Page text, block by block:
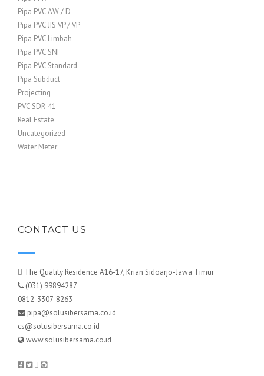
Pipa PVC AW / D
Pipa PVC JIS VP / VP
Pipa PVC Limbah
Pipa PVC SNI
Pipa PVC Standard
Pipa Subduct
Projecting
PVC SDR-41
Real Estate
Uncategorized
Water Meter
CONTACT US
The Quality Residence A16-17, Krian Sidoarjo-Jawa Timur
(031) 99894287
0812-3307-8263
pipa@solusibersama.co.id
cs@solusibersama.co.id
www.solusibersama.co.id